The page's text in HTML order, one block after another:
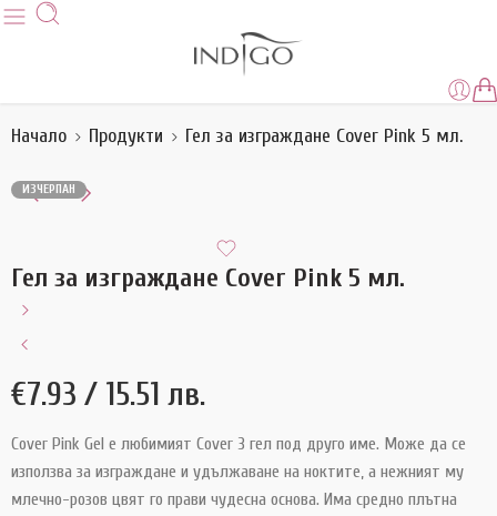
Начало Продукти Гел за изграждане Cover Pink 5 мл.
ИЗЧЕРПАН
Гел за изграждане Cover Pink 5 мл.
€7.93 / 15.51 лв.
Cover Pink Gel е любимият Cover 3 гел под друго име. Може да се
използва за изграждане и удължаване на ноктите, а нежният му
млечно-розов цвят го прави чудесна основа. Има средно плътна